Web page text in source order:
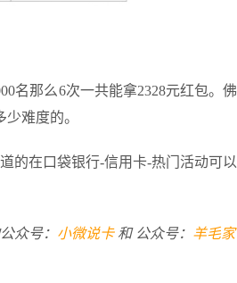
名那么6次一共能拿2328元红包。佛
难度的。
的在口袋银行-信用卡-热门活动可以
众号： 小微说卡和 公众号： 羊毛家